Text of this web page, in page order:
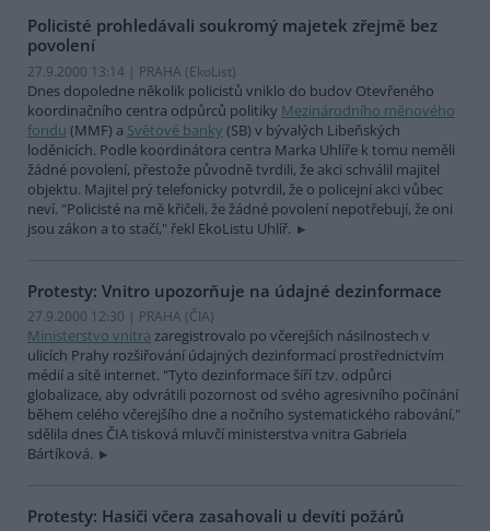
Policisté prohledávali soukromý majetek zřejmě bez
povolení
27.9.2000 13:14 | PRAHA (EkoList)
Dnes dopoledne několik policistů vniklo do budov Otevřeného
koordinačního centra odpůrců politiky Mezinárodního měnového
fondu (MMF) a Světové banky (SB) v bývalých Libeňských
loděnicích. Podle koordinátora centra Marka Uhlíře k tomu neměli
žádné povolení, přestože původně tvrdili, že akci schválil majitel
objektu. Majitel prý telefonicky potvrdil, že o policejní akci vůbec
neví. "Policisté na mě křičeli, že žádné povolení nepotřebují, že oni
jsou zákon a to stačí," řekl EkoListu Uhlíř.
Protesty: Vnitro upozorňuje na údajné dezinformace
27.9.2000 12:30 | PRAHA (ČIA)
Ministerstvo vnitra zaregistrovalo po včerejších násilnostech v
ulicích Prahy rozšiřování údajných dezinformací prostřednictvím
médií a sítě internet. "Tyto dezinformace šíří tzv. odpůrci
globalizace, aby odvrátili pozornost od svého agresivního počínání
během celého včerejšího dne a nočního systematického rabování,"
sdělila dnes ČIA tisková mluvčí ministerstva vnitra Gabriela
Bártíková.
Protesty: Hasiči včera zasahovali u devíti požárů